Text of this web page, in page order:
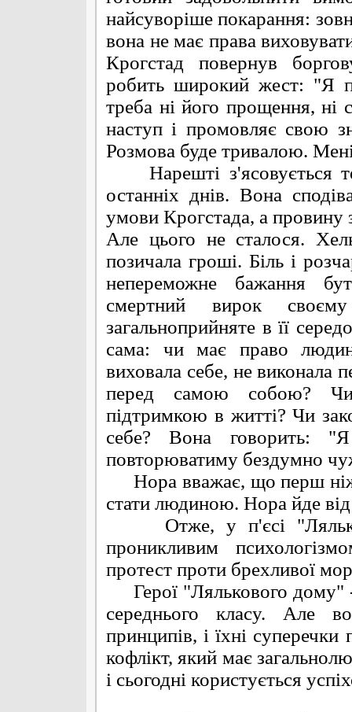
найсуворіше покарання:
вона не має права
Крогстад повернув
робить широкий жест: "Я
треба ні його прощення, ні
наступ і промовляє свою
Розмова буде тривалою.
Нарешті з'ясовується
останніх днів. Вона
умови Крогстада, а провину
Але цього не сталося.
позичала гроші. Біль і
непереможне бажання
смертний вирок
загальноприйняте в її
сама: чи має право
виховала себе, не
перед самою собою?
підтримкою в житті? Чи
себе? Вона говорить:
повторюватиму бездумно
Нора вважає, що перш
стати людиною. Нора йде
Отже, у п'єсі
проникливим
протест проти брехливої
Герої "Лялькового дому" -
середнього класу. Але
принципів, і їхні
кофлікт, який має
і сьогодні користується